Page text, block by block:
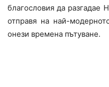
благословия да разгадае
отправя на най-
онези времена пътуване.